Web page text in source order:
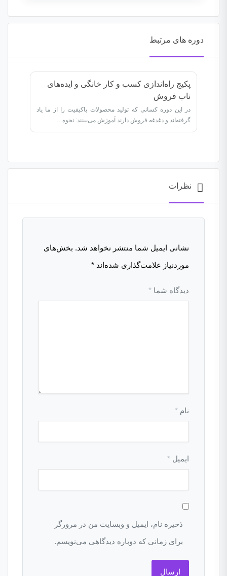
دوره های مرتبط
پکیج راه‌اندازی کسب و کار خانگی و ایده‌های
ناب فروش
در این دوره کسانی که تولید محصولات باکیفیت را از ما یاد
گرفته‌اند و دغدغه فروش دارند آموزش ‌می‌بینند: نحوه…
نظرات
نشانی ایمیل شما منتشر نخواهد شد. بخش‌های
موردنیاز علامت‌گذاری شده‌اند *
دیدگاه شما *
نام *
ایمیل *
ذخیره نام، ایمیل و وبسایت من در مرورگر
برای زمانی که دوباره دیدگاهی می‌نویسم.